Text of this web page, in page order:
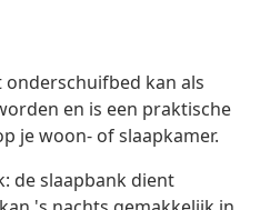
onderschuifbed kan als
en is een praktische
je woon- of slaapkamer.
de slaapbank dient